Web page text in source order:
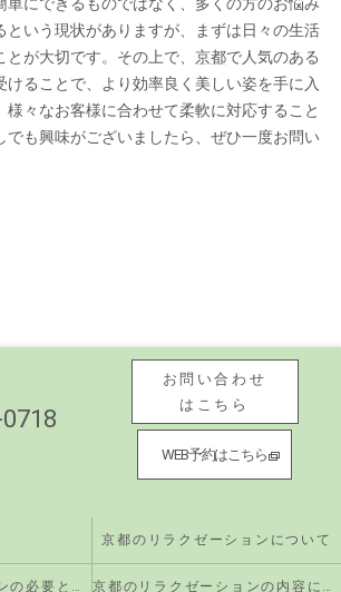
という現状がありますが、まずは日々の生活
が大切です。その上で、 京都で人気のある
けることで、より効率良く美しい姿を手に入
様々なお客様に合わせて柔軟に対応すること
でも興味がございましたら、ぜひ一度お問い
お問い合わせ
はこちら
WEB予約はこちら
京都のリラクゼーションについて
京都のリラクゼーションの必要とされる理由 京都のリラクゼーションの内容について